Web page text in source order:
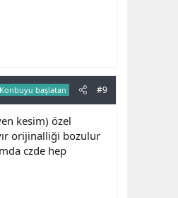
Konbuyu başlatan #9
kesim) özel
orijinalliği bozulur
czde hep